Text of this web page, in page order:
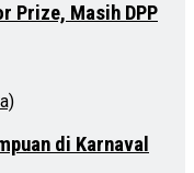
Prize, Masih DPP
di Karnaval